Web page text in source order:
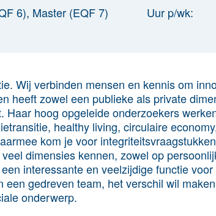
6), Master (EQF 7)
Uur p/wk:
Wij verbinden mensen en kennis om
heeft zowel een publieke als private
Haar hoog opgeleide onderzoekers
healthy living, circulaire
kom je voor
dimensies kennen, zowel op
interessante en veelzijdige functie voor
een gedreven team, het verschil wil
onderwerp.